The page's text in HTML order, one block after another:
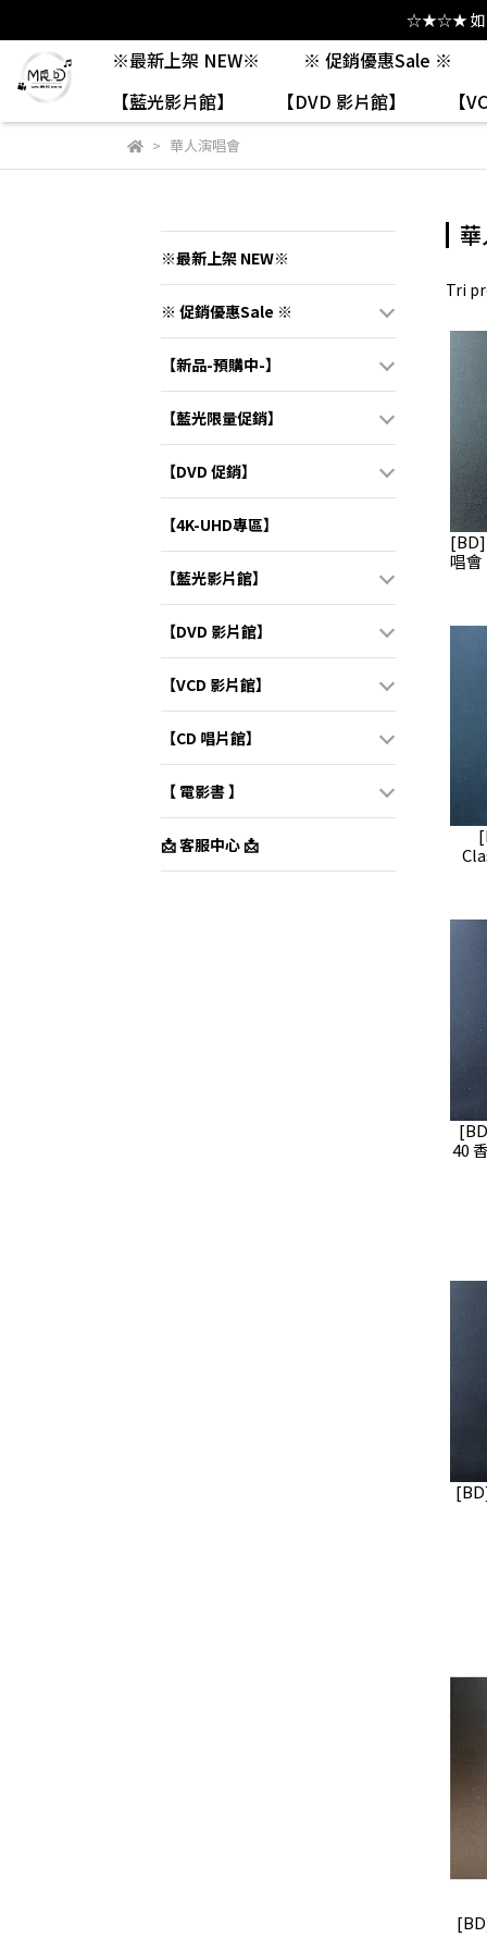
☆★☆★ 如有
※最新上架 NEW※
※ 促銷優惠Sale ※
【藍光影片館】
【DVD 影片館】 【
華人演唱會
※最新上架 NEW※
※ 促銷優惠Sale ※
【新品-預購中-】
【藍光限量促銷】
【DVD 促銷】
【4K-UHD專區】
【藍光影片館】
【DVD 影片館】
【VCD 影片館】
【CD 唱片館】
【 電影書 】
📩 客服中心 📩
Tri
唱會
40